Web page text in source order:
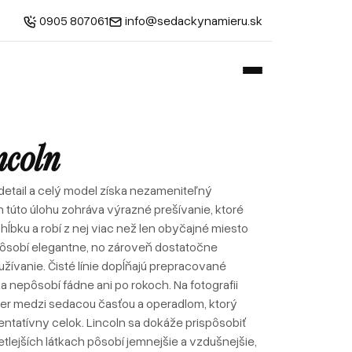
0905 807061 info@sedackynamieru.sk
a celý model získa nezameniteľný
túto úlohu zohráva výrazné prešívanie, ktoré
a robí z nej viac než len obyčajné miesto
elegantne, no zároveň dostatočne
Čisté línie dopĺňajú prepracované
nepôsobí fádne ani po rokoch. Na fotografii
medzi sedacou časťou a operadlom, ktorý
celok. Lincoln sa dokáže prispôsobiť
látkach pôsobí jemnejšie a vzdušnejšie,